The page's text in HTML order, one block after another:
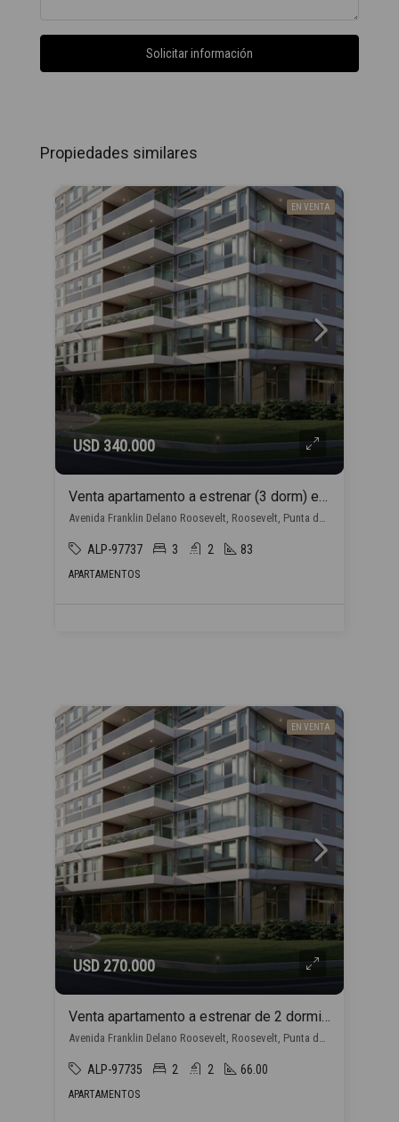
Solicitar información
Propiedades similares
EN VENTA
USD 340.000
Venta apartamento a estrenar (3 dorm) en Punta del Este con financiación propia
Avenida Franklin Delano Roosevelt, Roosevelt, Punta del Este
ALP-97737 3 2 83
APARTAMENTOS
EN VENTA
USD 270.000
Venta apartamento a estrenar de 2 dormitorios, en Punta del Este con financiación propia
Avenida Franklin Delano Roosevelt, Roosevelt, Punta del Este
ALP-97735 2 2 66.00
APARTAMENTOS